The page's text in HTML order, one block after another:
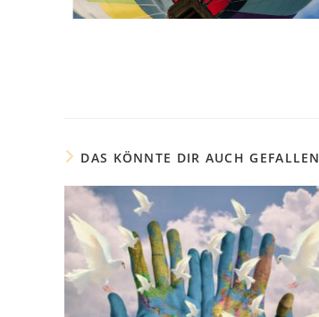
DAS KÖNNTE DIR AUCH GEFALLEN